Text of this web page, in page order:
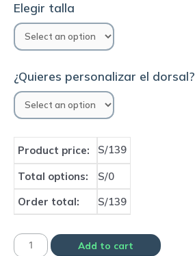
Elegir talla
¿Quieres personalizar el dorsal?
Product price: S/139
Total options:
S/0
Order total:
S/139
Camiseta
Add to cart